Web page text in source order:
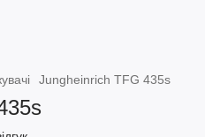
Jungheinrich TFG 435s